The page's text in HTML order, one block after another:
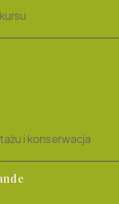
i konserwacja